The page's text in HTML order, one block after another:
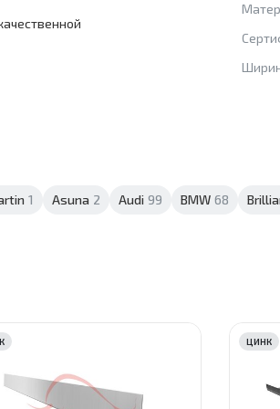
1 Asuna 2 Audi 99 BMW 68
ЦИНК